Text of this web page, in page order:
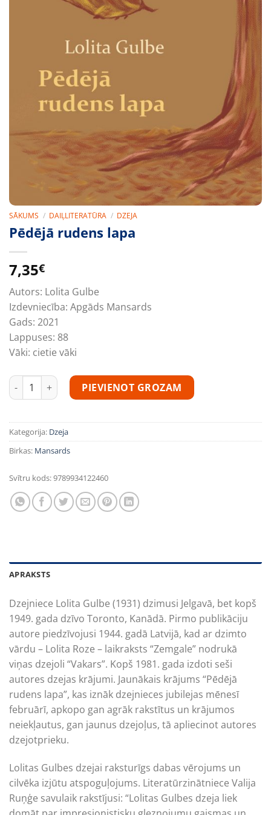
SĀKUMS / DAIĻLITERATŪRA / DZEJA
Pēdējā rudens lapa
7,35€
Autors: Lolita Gulbe
Izdevniecība: Apgāds Mansards
Gads: 2021
Lappuses: 88
Vāki: cietie vāki
Pēdējā rudens lapa daudzums
PIEVIENOT GROZAM
Kategorija: Dzeja
Birkas: Mansards
Svītru kods:9789934122460
APRAKSTS
Dzejniece Lolita Gulbe (1931) dzimusi Jelgavā, bet kopš
1949. gada dzīvo Toronto, Kanādā. Pirmo publikāciju
autore piedzīvojusi 1944. gadā Latvijā, kad ar dzimto
vārdu – Lolita Roze – laikraksts “Zemgale” nodrukā
viņas dzejoli “Vakars”. Kopš 1981. gada izdoti seši
autores dzejas krājumi. Jaunākais krājums “Pēdējā
rudens lapa”, kas iznāk dzejnieces jubilejas mēnesī
februārī, apkopo gan agrāk rakstītus un krājumos
neiekļautus, gan jaunus dzejoļus, tā apliecinot autores
dzejotprieku.
Lolitas Gulbes dzejai raksturīgs dabas vērojums un
cilvēka izjūtu atspoguļojums. Literatūrzinātniece Valija
Ruņģe savulaik rakstījusi: “Lolitas Gulbes dzeja liek